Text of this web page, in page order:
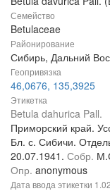
Семейство
Betulaceae
Районирование
Сибирь, Дальний
Геопривязка
46,0676, 135,3925
Этикетка
Betula dahurica Pall.
Приморский край.
Бл. с. Сибичи.
20.07.1941. Собр.
Опр. anonymous
Дата ввода этикетки